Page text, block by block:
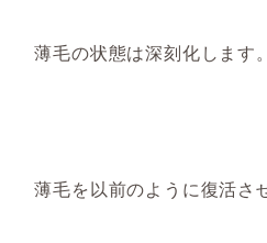
薄毛の状態は深刻化します。
薄毛を以前のように復活さ